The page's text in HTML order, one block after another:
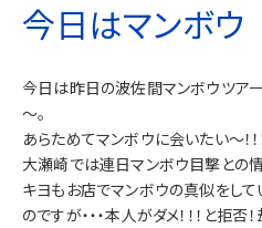
今日はマンボウ
今日は昨日の波佐間マンボウツア
～。
あらためてマンボウに会いたい～！！
大瀬崎では連日マンボウ目撃との情
キヨもお店でマンボウの真似をして
のですが・・・本人がダメ！！！と拒